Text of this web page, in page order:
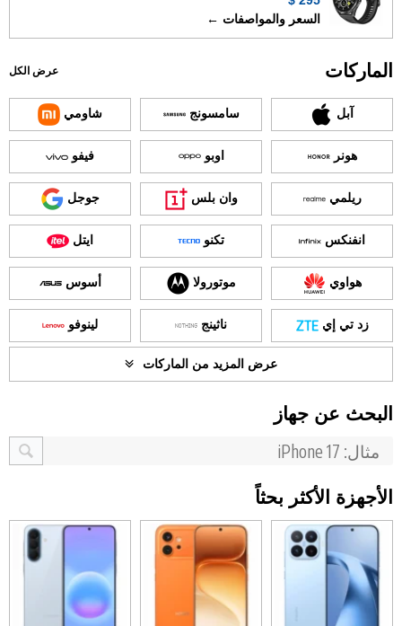
السعر والمواصفات ←
الماركات عرض الكل
آبل سامسونج شاومي
هونر اوبو فيفو
ريلمي وان بلس جوجل
انفنكس تكنو ايتل
هواوي موتورولا أسوس
زد تي إي ناثينج لينوفو
عرض المزيد من الماركات
البحث عن جهاز
الأجهزة الأكثر بحثاً